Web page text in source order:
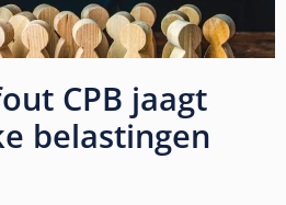
CPB jaagt
belastingen